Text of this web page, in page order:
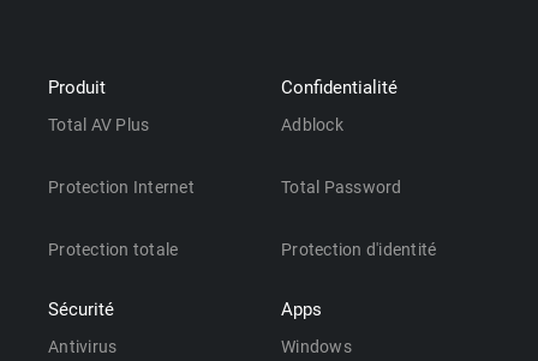
Produit
Total AV Plus
Protection Internet
Protection totale
Sécurité
Antivirus
Confidentialité
Adblock
Total Password
Protection d'identité
Apps
Windows